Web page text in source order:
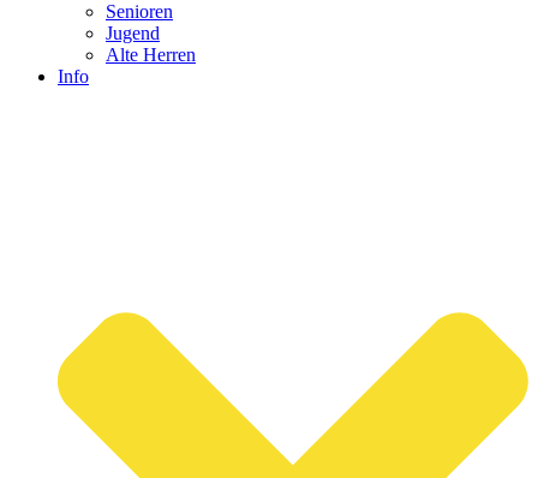
Senioren
Jugend
Alte Herren
Info